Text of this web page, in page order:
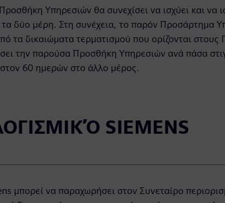
Υπηρεσιών θα συνεχίσει να ισχύει και να
τα δύο μέρη. Στη συνέχεια, το παρόν Προσάρτημα
τα δικαιώματα τερματισμού που ορίζονται
την παρούσα Προσθήκη Υπηρεσιών ανά πάσα
60 ημερών στο άλλο μέρος.
SIEMENS
μπορεί να παραχωρήσει στον Συνεταίρο